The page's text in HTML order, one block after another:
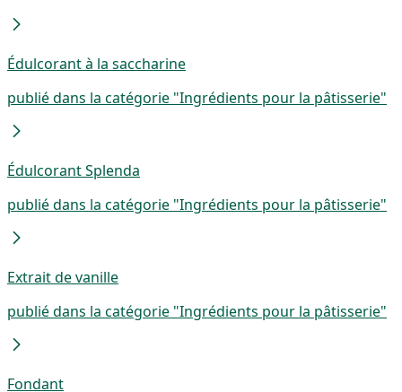
Édulcorant à la saccharine
publié dans la catégorie "Ingrédients pour la pâtisserie"
Édulcorant Splenda
publié dans la catégorie "Ingrédients pour la pâtisserie"
Extrait de vanille
publié dans la catégorie "Ingrédients pour la pâtisserie"
Fondant